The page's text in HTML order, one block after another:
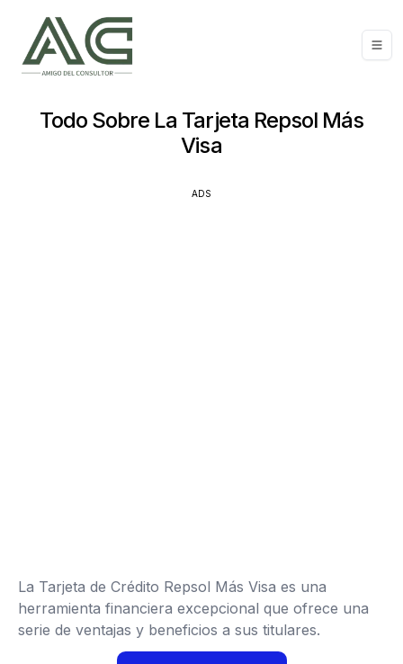
Todo Sobre La Tarjeta Repsol Más
Visa
ADS
La Tarjeta de Crédito Repsol Más Visa es una
herramienta financiera excepcional que ofrece una
serie de ventajas y beneficios a sus titulares.